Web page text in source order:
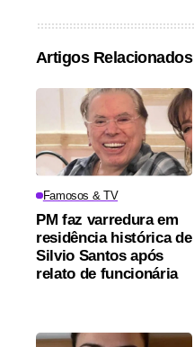
Artigos Relacionados
Famosos & TV
PM faz varredura em
residência histórica de
Silvio Santos após
relato de funcionária